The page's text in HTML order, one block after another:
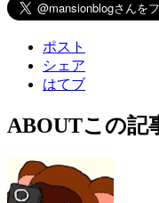
ポスト
シェア
はてブ
ABOUTこの記